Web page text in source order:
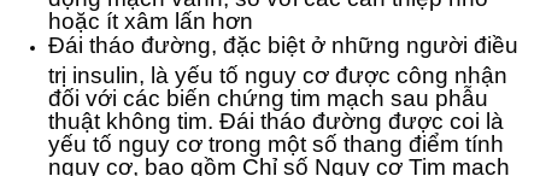
hoặc ít xâm lấn hơn
Đái tháo đường, đặc biệt ở những người điều
trị insulin, là yếu tố nguy cơ được công nhận
đối với các biến chứng tim mạch sau phẫu
thuật không tim. Đái tháo đường được coi là
yếu tố nguy cơ trong một số thang điểm tính
nguy cơ, bao gồm Chỉ số Nguy cơ Tim mạch